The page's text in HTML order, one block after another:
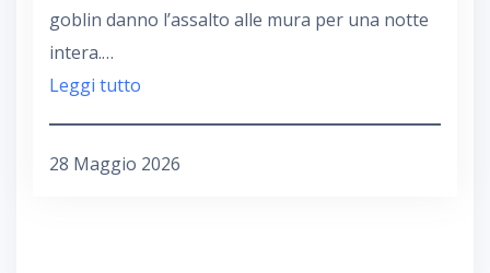
goblin danno l’assalto alle mura per una notte
intera.…
Leggi tutto
28 Maggio 2026